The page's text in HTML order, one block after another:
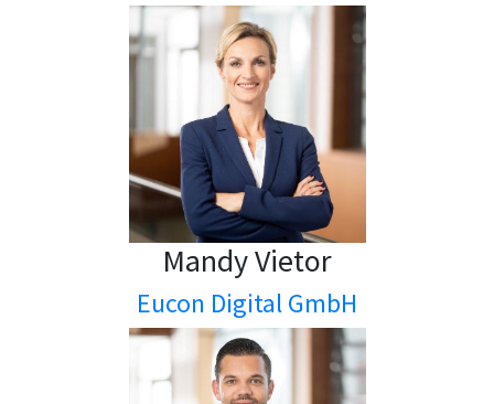
Mandy Vietor
Eucon Digital GmbH